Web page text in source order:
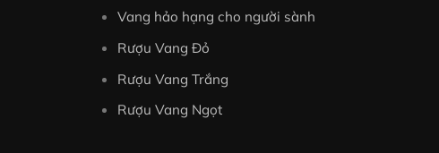
Vang hảo hạng cho người sành
Rượu Vang Đỏ
Rượu Vang Trắng
Rượu Vang Ngọt